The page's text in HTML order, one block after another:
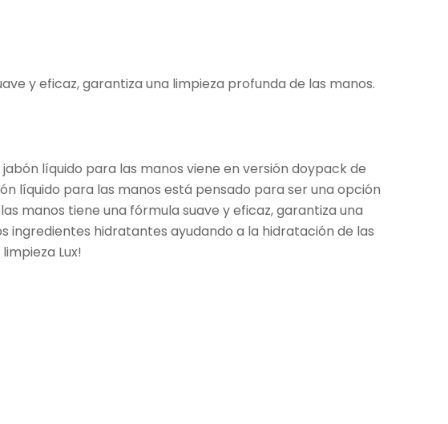
y eficaz, garantiza una limpieza profunda de las manos.
líquido para las manos viene en versión doypack de
líquido para las manos está pensado para ser una opción
manos tiene una fórmula suave y eficaz, garantiza una
ingredientes hidratantes ayudando a la hidratación de las
Lux!